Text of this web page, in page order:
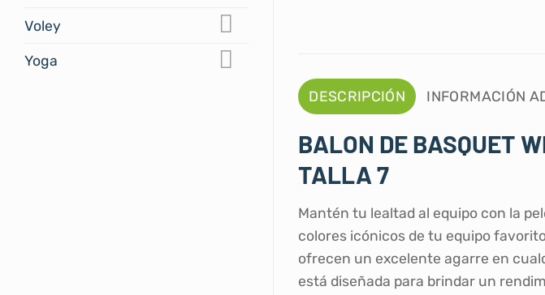
Voley
Yoga
DESCRIPCIÓN INFORMACIÓN
BALON DE BASQUET
TALLA 7
Mantén tu lealtad al equipo con la
colores icónicos de tu equipo
ofrecen un excelente agarre en
está diseñada para brindar un